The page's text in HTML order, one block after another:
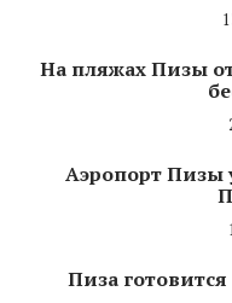
На пляжах Пизы
Аэропорт Пизы
Пиза